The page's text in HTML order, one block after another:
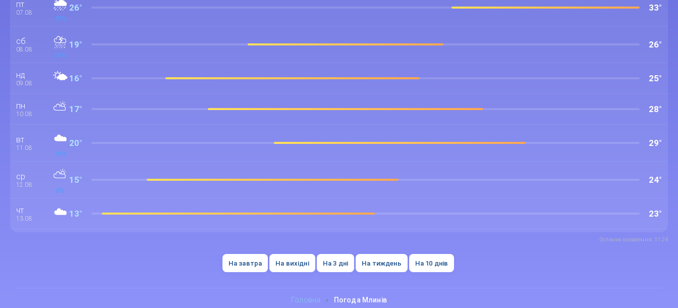
пт
07.08
🌦️
45%
26° 33°
сб
08.08
⛈️
50%
19° 26°
нд
09.08 🌤️ 16° 25°
пн
10.08 ⛅ 17° 28°
вт
11.08
☁️
10%
20° 29°
ср
12.08
⛅
8%
15° 24°
чт
13.08 ☁️ 13° 23°
Останнє оновлення: 11:24
На завтра На вихідні На 3 дні На тиждень На 10 днів
Головна › Погода Млинів